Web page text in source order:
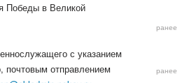
Победы в Великой
с указанием
почтовым отправлением
ранее
ранее